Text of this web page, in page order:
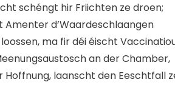
schéngt hir Friichten ze droen;
d’Waardeschlaangen
ma fir déi éischt
an der Chamber,
Hoffnung, laanscht den Eeschtfall